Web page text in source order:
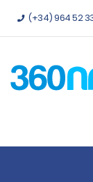
Essayez-le
(+34) 964 52